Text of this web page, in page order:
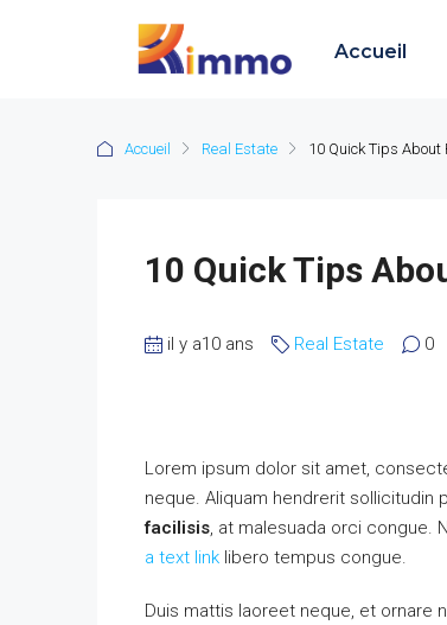
Accueil
Accueil Real Estate 10 Quick Tips About
10 Quick Tips
il y a10 ans Real Estate 0
Lorem ipsum dolor sit amet,
neque. Aliquam hendrerit sollicitudin
facilisis, at malesuada orci congue.
a text link libero tempus congue.
Duis mattis laoreet neque, et ornare